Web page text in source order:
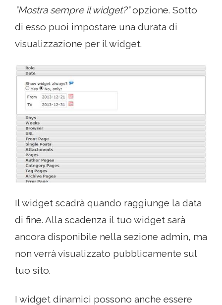
"Mostra sempre il widget?"opzione. Sotto
di esso puoi impostare una durata di
visualizzazione per il widget.
Il widget scadrà quando raggiunge la data
di fine. Alla scadenza il tuo widget sarà
ancora disponibile nella sezione admin, ma
non verrà visualizzato pubblicamente sul
tuo sito.
I widget dinamici possono anche essere